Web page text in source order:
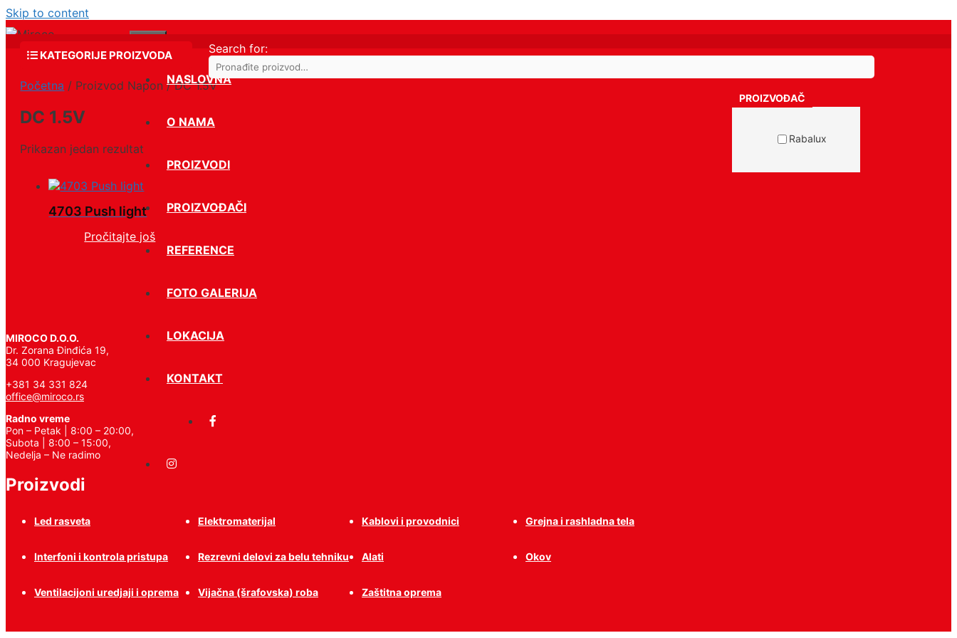
Skip to content
NASLOVNA
O NAMA
PROIZVODI
PROIZVOĐAČI
REFERENCE
FOTO GALERIJA
LOKACIJA
KONTAKT
KATEGORIJE PROIZVODA Search for:
Elektromaterijal
Kablovi i provodnici
Grejna i rashladna tela
Interfoni i kontrola pristupa
Rezrevni delovi za belu
Ventilacijoni uredjaji i oprema
Zaštitna oprema
Početna / Proizvod Napon / DC 1.5V
DC 1.5V
Prikazan jedan rezultat
4703 Push light
Pročitajte još
PROIZVOĐAČ
Rabalux
MIROCO D.O.O.
Dr. Zorana Đinđića 19,
34 000 Kragujevac
+381 34 331 824
office@miroco.rs
Radno vreme
Pon – Petak | 8:00 – 20:00,
Subota | 8:00 – 15:00,
Nedelja – Ne radimo
Proizvodi
Led rasveta Elektromaterijal Kablovi i provodnici Grejna i rashladna tela
Interfoni i kontrola pristupa Rezrevni delovi za belu tehniku Alati Okov
Ventilacijoni uredjaji i oprema Vijačna (šrafovska) roba Zaštitna oprema